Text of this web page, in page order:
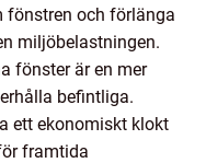
fönstren och förlänga
miljöbelastningen.
fönster är en mer
befintliga.
ett ekonomiskt klokt
framtida